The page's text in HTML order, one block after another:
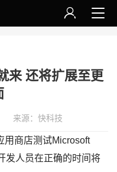
来 还将扩展至更
来源：快科技
用商店测试Microsoft
发人员在正确的时间将